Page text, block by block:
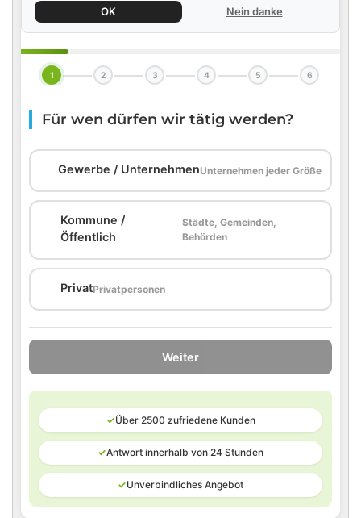
OK
Nein danke
1 2 3 4 5 6
Für wen dürfen wir tätig werden?
Gewerbe / UnternehmenUnternehmen jeder Größe
Kommune /
Öffentlich
Städte, Gemeinden,
Behörden
PrivatPrivatpersonen
Weiter
✓Über 2500 zufriedene Kunden
✓Antwort innerhalb von 24 Stunden
✓Unverbindliches Angebot